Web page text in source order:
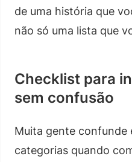
de uma história que
não só uma lista que
Checklist para
sem confusão
Muita gente confunde
categorias quando